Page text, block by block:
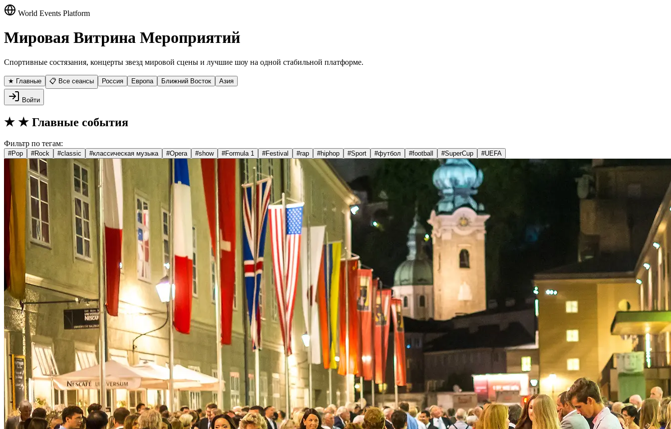
World Events Platform
Мировая Витрина Мероприятий
Спортивные состязания, концерты звезд мировой сцены и лучшие шоу на одной стабильной платформе.
★ Главные 📋 Все сеансы Россия Европа Ближний Восток Азия
Войти
★ ★ Главные события
Фильтр по тегам:
#Pop #Rock #classic #классическая музыка #Opera #show #Formula 1 #Festival #rap #hiphop #Sport #футбол #football #SuperCup #UEFA